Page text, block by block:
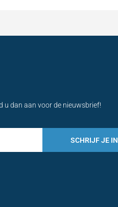
u dan aan voor de nieuwsbrief!
SCHRIJF JE IN